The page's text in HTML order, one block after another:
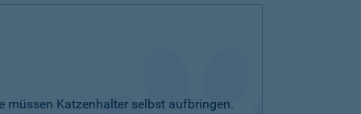
müssen Katzenhalter selbst aufbringen.